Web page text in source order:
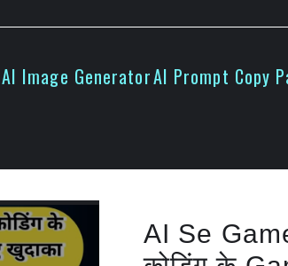
AI Image GeneratorAI Prompt Copy
AI Se